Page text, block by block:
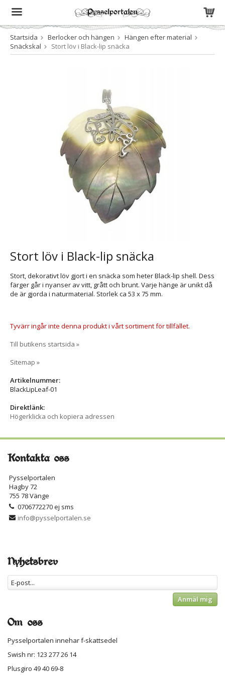
Produkten har blivit tillagd i varukorgen
Startsida Berlocker och hängen
Hängen efter material
Snäckskal
Stort löv i Black-lip snäcka
Stort löv i Black-lip snäcka
Stort, dekorativt löv gjort i en snäcka som heter Black-lip shell. Dess
färger går i nyanser av vitt, grått och brunt. Varje hänge är unikt då
de är gjorda i naturmaterial. Storlek ca 53 x 75 mm.
Tyvärr ingår inte denna produkt i vårt sortiment för tillfället.
Till butikens startsida »
Sitemap »
Artikelnummer:
BlackLipLeaf-01
Direktlänk:
Högerklicka och kopiera adressen
Kontakta oss
Pysselportalen
Hagby 72
755 78 Vänge
0706772270 ej sms
info@pysselportalen.se
Nyhetsbrev
Anmäl mig
Om oss
Pysselportalen innehar f-skattsedel
Swish nr: 123 277 26 14
Plusgiro 49 40 69-8